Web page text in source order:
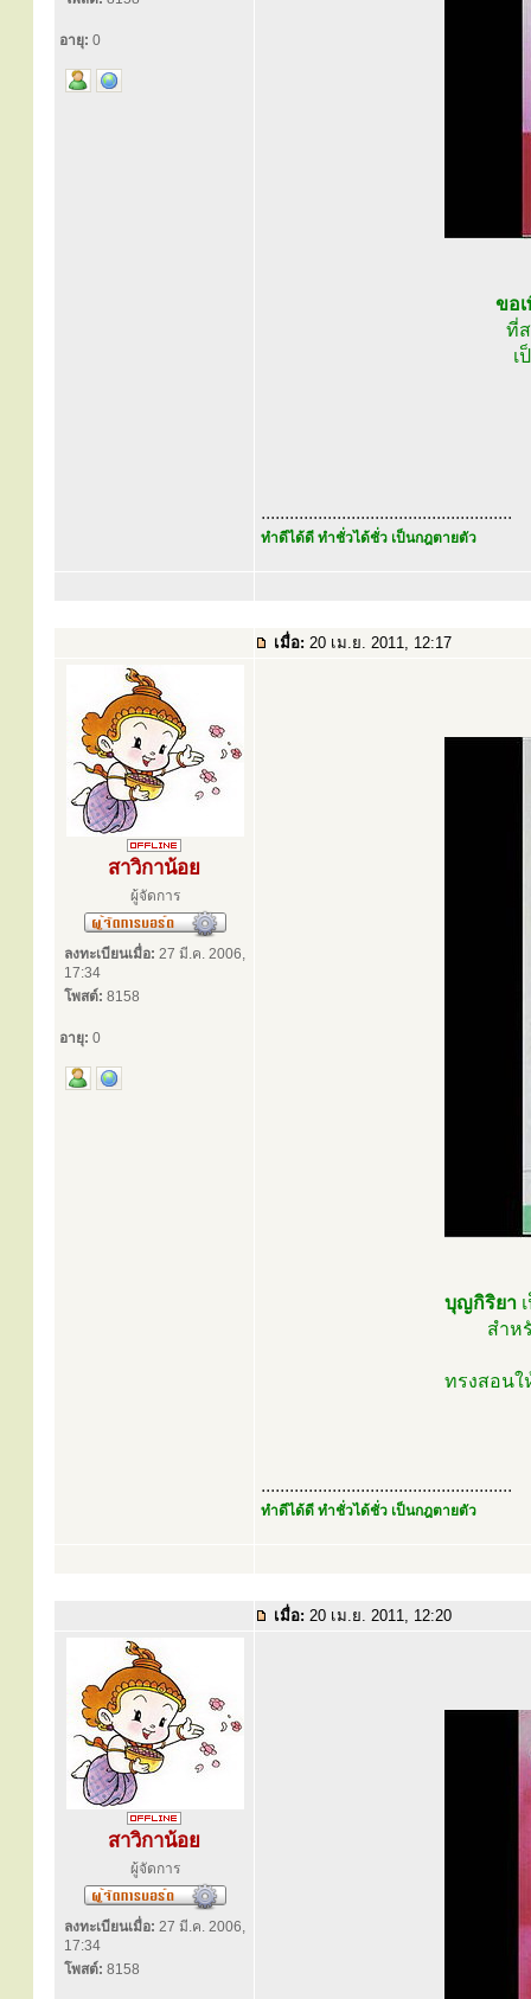
อายุ: 0
ขอ
ที่
เ
.....................................................
ทำดีได้ดี ทำชั่วได้ชั่ว เป็นกฎตายตัว
เมื่อ: 20 เม.ย. 2011, 12:17
สาวิกาน้อย
ผู้จัดการ
ลงทะเบียนเมื่อ: 27 มี.ค. 2006,
17:34
โพสต์: 8158
อายุ: 0
บุญกิริยา
สำห
ทรงสอนใ
.....................................................
ทำดีได้ดี ทำชั่วได้ชั่ว เป็นกฎตายตัว
เมื่อ: 20 เม.ย. 2011, 12:20
สาวิกาน้อย
ผู้จัดการ
ลงทะเบียนเมื่อ: 27 มี.ค. 2006,
17:34
โพสต์: 8158